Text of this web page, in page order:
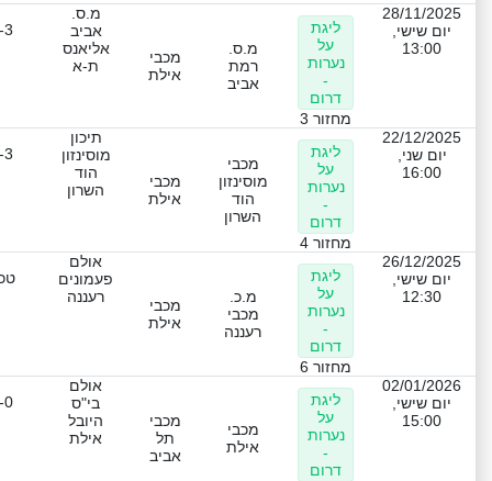
28/11/2025
יום שישי,
13:00
ליגת
על
נערות
-
דרום
מחזור 3
מ.ס.
רמת
אביב
מכבי
אילת
מ.ס.
אביב
אליאנס
ת-א
3
22/12/2025
יום שני,
16:00
ליגת
על
נערות
-
דרום
מחזור 4
מכבי
מוסינזון
הוד
השרון
מכבי
אילת
תיכון
מוסינזון
הוד
השרון
3
26/12/2025
יום שישי,
12:30
ליגת
על
נערות
-
דרום
מחזור 6
מ.כ.
מכבי
רעננה
מכבי
אילת
אולם
פעמונים
רעננה
02/01/2026
יום שישי,
15:00
ליגת
על
נערות
-
דרום
מכבי
אילת
מכבי
תל
אביב
אולם
בי"ס
היובל
אילת
0